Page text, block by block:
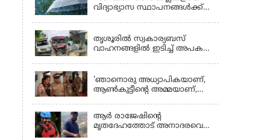
വിദ്യാഭ്യാസ സ്ഥാപനങ്ങൾക്ക്
തൃശൂരിൽ സ്വകാര്യബസ്
വാഹനങ്ങളില്‍ ഇടിച്ച് അപകടം:
'ഞാനൊരു അധ്യാപികയാണ്,
ആണ്‍കുട്ടീന്റെ അമ്മയാണ്‌,
കസ്റ്റഡിയിൽ വിട്ട് കോടതി,
ജാമ്യാപേക്ഷ തള്ളി
ആര്‍ രാജേഷിന്റെ
മൃതദേഹത്തോട് അനാദരവെന്ന്